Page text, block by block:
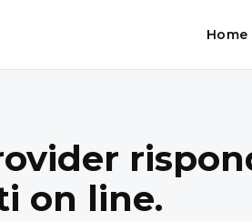
Home
on line.